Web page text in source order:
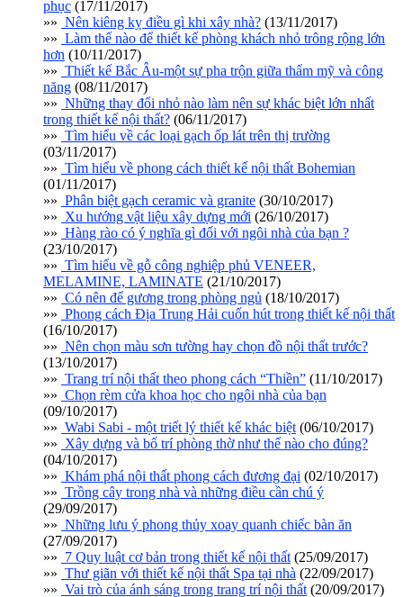
phục (17/11/2017)
»» Nên kiêng kỵ điều gì khi xây nhà? (13/11/2017)
»» Làm thế nào để thiết kế phòng khách nhỏ trông rộng lớn
hơn (10/11/2017)
»» Thiết kế Bắc Âu-một sự pha trộn giữa thẩm mỹ và công
năng (08/11/2017)
»» Những thay đổi nhỏ nào làm nên sự khác biệt lớn nhất
trong thiết kế nội thất? (06/11/2017)
»» Tìm hiểu về các loại gạch ốp lát trên thị trường
(03/11/2017)
»» Tìm hiểu về phong cách thiết kế nội thất Bohemian
(01/11/2017)
»» Phân biệt gạch ceramic và granite (30/10/2017)
»» Xu hướng vật liệu xây dựng mới (26/10/2017)
»» Hàng rào có ý nghĩa gì đối với ngôi nhà của bạn ?
(23/10/2017)
»» Tìm hiểu về gỗ công nghiệp phủ VENEER,
MELAMINE, LAMINATE (21/10/2017)
»» Có nên để gương trong phòng ngủ (18/10/2017)
»» Phong cách Địa Trung Hải cuốn hút trong thiết kế nội thất
(16/10/2017)
»» Nên chọn màu sơn tường hay chọn đồ nội thất trước?
(13/10/2017)
»» Trang trí nội thất theo phong cách “Thiền” (11/10/2017)
»» Chọn rèm cửa khoa học cho ngôi nhà của bạn
(09/10/2017)
»» Wabi Sabi - một triết lý thiết kế khác biệt (06/10/2017)
»» Xây dựng và bố trí phòng thờ như thế nào cho đúng?
(04/10/2017)
»» Khám phá nội thất phong cách đương đại (02/10/2017)
»» Trồng cây trong nhà và những điều cần chú ý
(29/09/2017)
»» Những lưu ý phong thủy xoay quanh chiếc bàn ăn
(27/09/2017)
»» 7 Quy luật cơ bản trong thiết kế nội thất (25/09/2017)
»» Thư giãn với thiết kế nội thất Spa tại nhà (22/09/2017)
»» Vai trò của ánh sáng trong trang trí nội thất (20/09/2017)